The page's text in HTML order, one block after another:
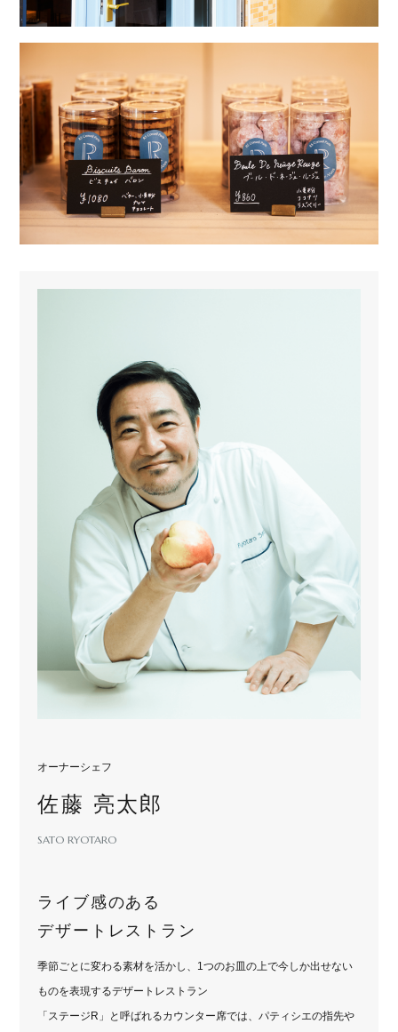
ABOUT
MENU
CONTACT
オーナーシェフ
佐藤 亮太郎
SATO RYOTARO
ライブ感のある
デザートレストラン
季節ごとに変わる素材を活かし、1つのお皿の上で今しか出せない
ものを表現するデザートレストラン
「ステージR」と呼ばれるカウンター席では、パティシエの指先や